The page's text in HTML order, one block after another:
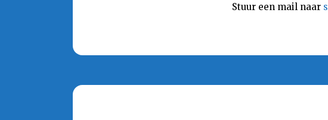
Stuur een mail naar